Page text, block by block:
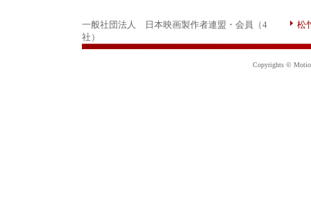
一般社団法人 日本映画製作者連盟・会員（4
社）
松
Copyrights ©